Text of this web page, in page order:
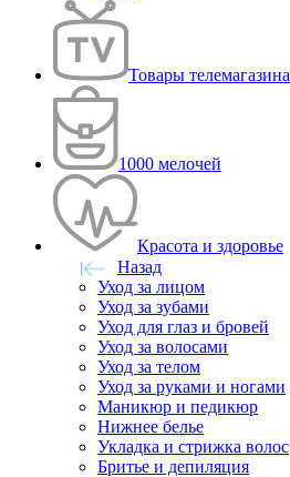
Товары телемагазина
1000 мелочей
Красота и здоровье
Назад
Уход за лицом
Уход за зубами
Уход для глаз и бровей
Уход за волосами
Уход за телом
Уход за руками и ногами
Маникюр и педикюр
Нижнее белье
Укладка и стрижка волос
Бритье и депиляция